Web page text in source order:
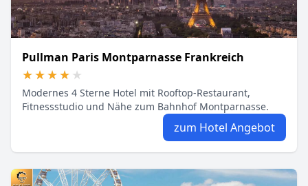
Pullman Paris Montparnasse Frankreich
★★★★★
★★★★★
Modernes 4 Sterne Hotel mit Rooftop-Restaurant,
Fitnessstudio und Nähe zum Bahnhof Montparnasse.
zum Hotel Angebot